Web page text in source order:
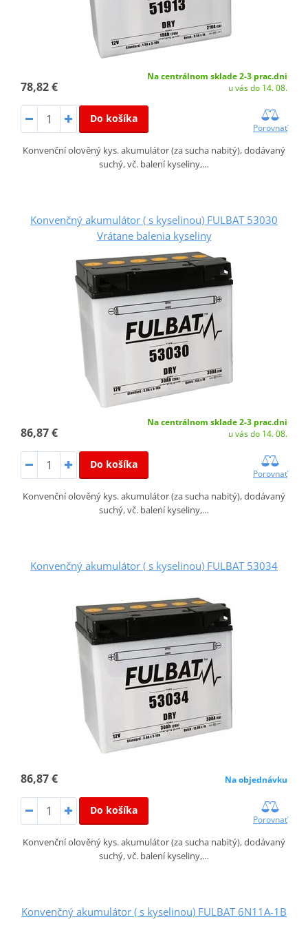
78,82 €
Na centrálnom sklade 2-3 prac.dni
u vás do 14. 08.
Do košíka
Porovnať
Konvenční olověný kys. akumulátor (za sucha nabitý), dodávaný
suchý, vč. balení kyseliny,…
Konvenčný akumulátor ( s kyselinou) FULBAT 53030
Vrátane balenia kyseliny
86,87 €
Na centrálnom sklade 2-3 prac.dni
u vás do 14. 08.
Do košíka
Porovnať
Konvenční olověný kys. akumulátor (za sucha nabitý), dodávaný
suchý, vč. balení kyseliny,…
Konvenčný akumulátor ( s kyselinou) FULBAT 53034
86,87 € Na objednávku
Do košíka
Porovnať
Konvenční olověný kys. akumulátor (za sucha nabitý), dodávaný
suchý, vč. balení kyseliny,…
Konvenčný akumulátor ( s kyselinou) FULBAT 6N11A-1B